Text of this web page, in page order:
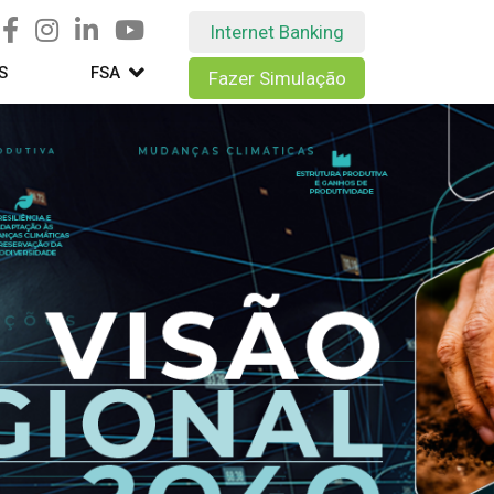
FSA
Internet Banking
Fazer Simulação